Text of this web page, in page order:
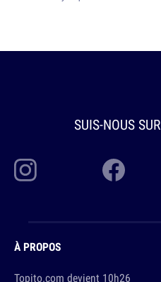
SUIS-NOUS SUR
À PROPOS
Topito.com devient 10h26